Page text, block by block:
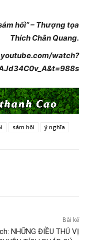
hối” – Thượng tọa
Thích Chân Quang.
watch?
sám hối ý nghĩa
Bài kế
NHỮNG ĐIỀU THÚ VỊ